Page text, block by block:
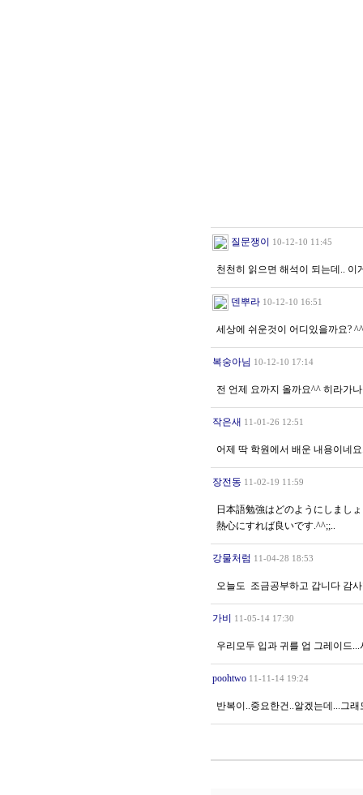
질문쟁이 10-12-10 11:45
천천히 읽으면 해석이 되는데.. 이
덴뿌라 10-12-10 16:51
세상에 쉬운것이 어디있을까요?
복숭아님 10-12-10 17:14
전 언제 요까지 올까요^^ 히라가
작은새 11-01-26 12:51
어제 딱 학원에서 배운 내용이네
장전동 11-02-19 11:59
日本語勉強はどのようにしまし
熱心にすれば良いです.^^;;..
강물처럼 11-04-28 18:53
오늘도 조금공부하고 갑니다 감
가비 11-05-14 17:30
우리모두 입과 귀를 업 그레이드
poohtwo 11-11-14 19:24
반복이..중요한건..알겠는데...그